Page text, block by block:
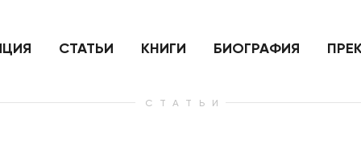
нанесенный по самим себе
СТАТЬИ КНИГИ БИОГРАФИЯ
СТАТЬИ